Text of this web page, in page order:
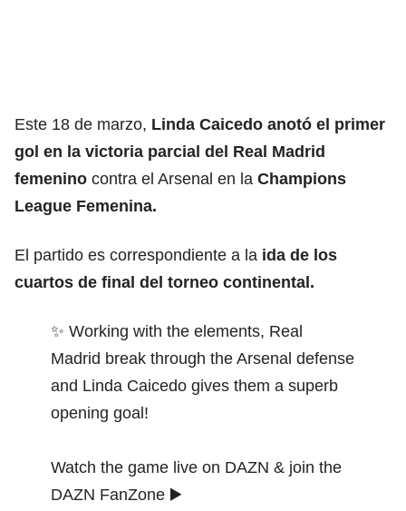
Este 18 de marzo, Linda Caicedo anotó el primer
gol en la victoria parcial del Real Madrid
femenino contra el Arsenal en la Champions
League Femenina.
El partido es correspondiente a la ida de los
cuartos de final del torneo continental.
✨ Working with the elements, Real
Madrid break through the Arsenal defense
and Linda Caicedo gives them a superb
opening goal!
Watch the game live on DAZN & join the
DAZN FanZone ▶️